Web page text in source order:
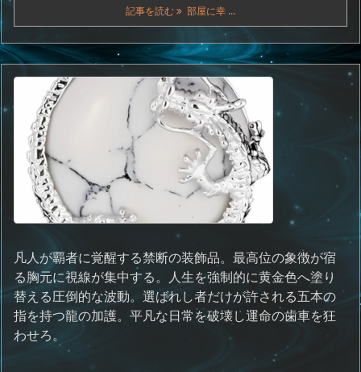
記事を読む 部屋に幸 ...
凡人が覇者に覚醒する禁断の装飾品。最高位の象徴が宿
る胸元に視線が集中する。人生を強制的に黄金色へ塗り
替える圧倒的な波動。選ばれし者だけが許される五本の
指を持つ龍の加護。平凡な日常を破壊し運命の歯車を狂
わせろ。